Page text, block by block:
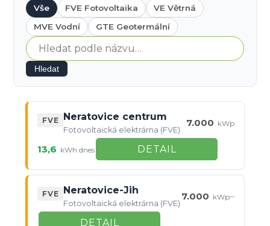
Vše FVE Fotovoltaika
VE Větrná
MVE Vodní
GTE Geotermální
Hledat
FVE Neratovice centrum
Fotovoltaická elektrárna (FVE)
7.000 kWp
13,6 kWh dnes DETAIL
FVE Neratovice-Jih
Fotovoltaická elektrárna (FVE)
7.000 kWp–
DETAIL